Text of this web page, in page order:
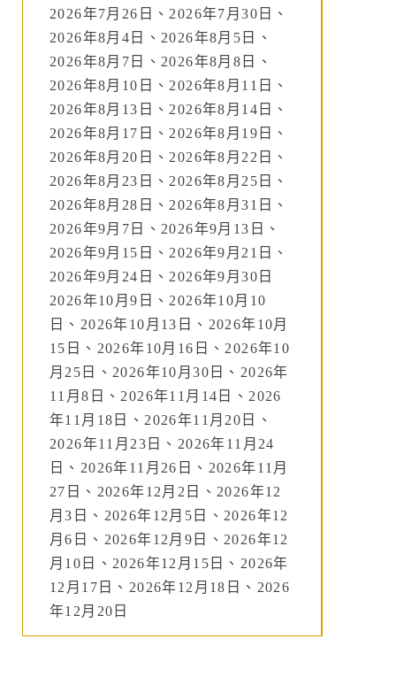
2026年7月26日、2026年7月30日、
2026年8月4日、2026年8月5日、
2026年8月7日、2026年8月8日、
2026年8月10日、2026年8月11日、
2026年8月13日、2026年8月14日、
2026年8月17日、2026年8月19日、
2026年8月20日、2026年8月22日、
2026年8月23日、2026年8月25日、
2026年8月28日、2026年8月31日、
2026年9月7日、2026年9月13日、
2026年9月15日、2026年9月21日、
2026年9月24日、2026年9月30日
2026年10月9日、2026年10月10
日、2026年10月13日、2026年10月
15日、2026年10月16日、2026年10
月25日、2026年10月30日、2026年
11月8日、2026年11月14日、2026
年11月18日、2026年11月20日、
2026年11月23日、2026年11月24
日、2026年11月26日、2026年11月
27日、2026年12月2日、2026年12
月3日、2026年12月5日、2026年12
月6日、2026年12月9日、2026年12
月10日、2026年12月15日、2026年
12月17日、2026年12月18日、2026
年12月20日